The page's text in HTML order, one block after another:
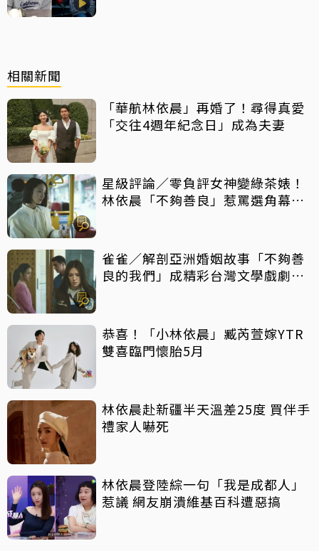
相關新聞
「華航林依晨」再婚了！尋得真愛
「交往4週年紀念日」成為夫妻
星級評論／零負評女神變綠茶婊！
林依晨「不夠善良」惹罵選角幕後
雀雀／解剖亞洲婚姻故事「不夠善
良的我們」成精彩台灣文學戲劇作
恭喜！「小林依晨」臧芮萱嫁YTR
雙喜臨門懷胎5月
林依晨赴新疆半天溫差25度 買伴手
禮家人嚇死
林依晨登陸綜一句「我是成都人」
惹議 網友崩潰維基百科遭惡搞